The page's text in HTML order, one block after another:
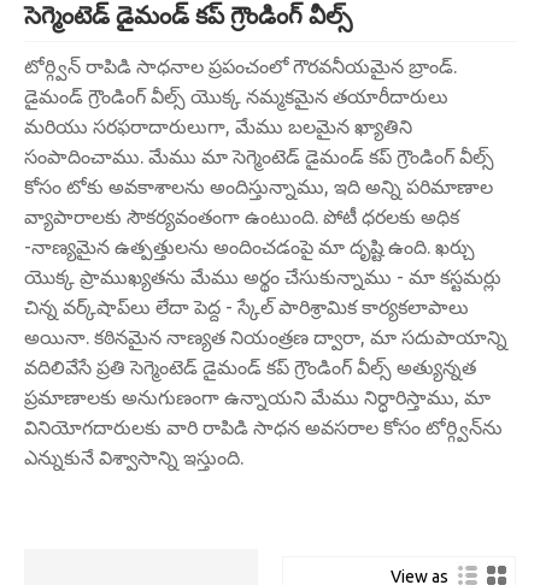
సెగ్మెంటెడ్ డైమండ్ కప్ గ్రౌండింగ్ వీల్స్
టోర్గ్విన్ రాపిడి సాధనాల ప్రపంచంలో గౌరవనీయమైన బ్రాండ్.
డైమండ్ గ్రౌండింగ్ వీల్స్ యొక్క నమ్మకమైన తయారీదారులు
మరియు సరఫరాదారులుగా, మేము బలమైన ఖ్యాతిని
సంపాదించాము. మేము మా సెగ్మెంటెడ్ డైమండ్ కప్ గ్రౌండింగ్ వీల్స్
కోసం టోకు అవకాశాలను అందిస్తున్నాము, ఇది అన్ని పరిమాణాల
వ్యాపారాలకు సౌకర్యవంతంగా ఉంటుంది. పోటీ ధరలకు అధిక
-నాణ్యమైన ఉత్పత్తులను అందించడంపై మా దృష్టి ఉంది. ఖర్చు
యొక్క ప్రాముఖ్యతను మేము అర్థం చేసుకున్నాము - మా కస్టమర్లు
చిన్న వర్క్‌షాప్‌లు లేదా పెద్ద - స్కేల్ పారిశ్రామిక కార్యకలాపాలు
అయినా. కఠినమైన నాణ్యత నియంత్రణ ద్వారా, మా సదుపాయాన్ని
వదిలివేసే ప్రతి సెగ్మెంటెడ్ డైమండ్ కప్ గ్రౌండింగ్ వీల్స్ అత్యున్నత
ప్రమాణాలకు అనుగుణంగా ఉన్నాయని మేము నిర్ధారిస్తాము, మా
వినియోగదారులకు వారి రాపిడి సాధన అవసరాల కోసం టోర్గ్విన్‌ను
ఎన్నుకునే విశ్వాసాన్ని ఇస్తుంది.
View as